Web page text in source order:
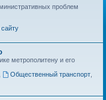
проблем
метрополитену и его
Общественный транспорт,